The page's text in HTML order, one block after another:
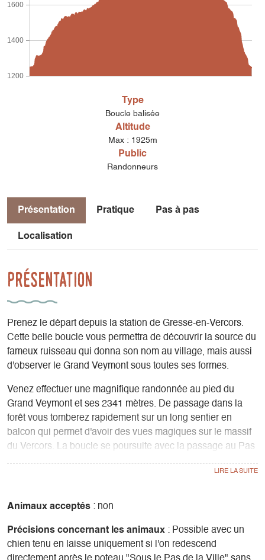
1200
1400
1600
Type
Boucle balisée
Altitude
Max : 1925m
Public
Randonneurs
Présentation Pratique Pas à pas
Localisation
Présentation
Prenez le départ depuis la station de Gresse-en-Vercors.
Cette belle boucle vous permettra de découvrir la source du
fameux ruisseau qui donna son nom au village, mais aussi
d'observer le Grand Veymont sous toutes ses formes.
Venez effectuer une magnifique randonnée au pied du
Grand Veymont et ses 2341 mètres. De passage dans la
forêt vous tomberez rapidement sur un long sentier en
balcon qui permet d'avoir des vues magiques sur le massif
du Vercors. La boucle se poursuite avec la passage au Pas
de la ville qui sera le point culminant de votre sortie où l'on
Animaux acceptés : non
Précisions concernant les animaux : Possible avec un
chien tenu en laisse uniquement si l'on redescend